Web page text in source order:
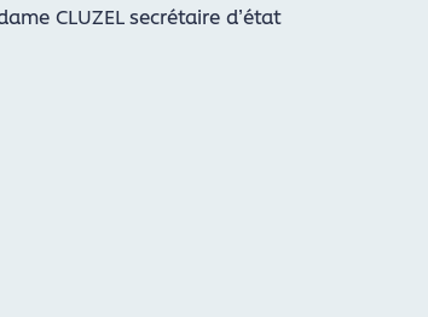
CLUZEL secrétaire d’état